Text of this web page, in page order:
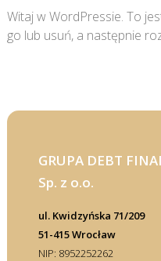
Witaj w WordPressie. To
go lub usuń, a następnie
GRUPA DEBT
Sp. z o.o.
ul. Kwidzyńska 71/209
51-415 Wrocław
NIP: 8952252262